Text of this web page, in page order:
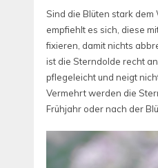
Sind die Blüten stark dem
empfiehlt es sich, diese
fixieren, damit nichts
ist die Sterndolde recht
pflegeleicht und neigt
Vermehrt werden die
Frühjahr oder nach der